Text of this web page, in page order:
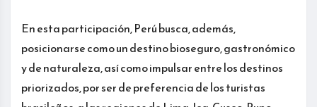
En esta participación, Perú busca, además,
posicionarse como un destino bioseguro, gastronómico
y de naturaleza, así como impulsar entre los destinos
priorizados, por ser de preferencia de los turistas